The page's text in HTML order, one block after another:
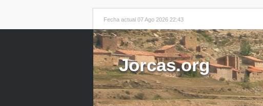
Fecha actual 07 Ago 2026 22:43
Jorcas.org